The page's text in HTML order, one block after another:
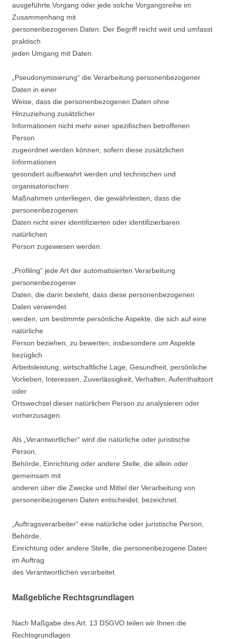
ausgeführte Vorgang oder jede solche Vorgangsreihe im
Zusammenhang mit
personenbezogenen Daten. Der Begriff reicht weit und umfasst
praktisch
jeden Umgang mit Daten.
„Pseudonymisierung“ die Verarbeitung personenbezogener
Daten in einer
Weise, dass die personenbezogenen Daten ohne
Hinzuziehung zusätzlicher
Informationen nicht mehr einer spezifischen betroffenen
Person
zugeordnet werden können, sofern diese zusätzlichen
Informationen
gesondert aufbewahrt werden und technischen und
organisatorischen
Maßnahmen unterliegen, die gewährleisten, dass die
personenbezogenen
Daten nicht einer identifizierten oder identifizierbaren
natürlichen
Person zugewiesen werden.
„Profiling“ jede Art der automatisierten Verarbeitung
personenbezogener
Daten, die darin besteht, dass diese personenbezogenen
Daten verwendet
werden, um bestimmte persönliche Aspekte, die sich auf eine
natürliche
Person beziehen, zu bewerten, insbesondere um Aspekte
bezüglich
Arbeitsleistung, wirtschaftliche Lage, Gesundheit, persönliche
Vorlieben, Interessen, Zuverlässigkeit, Verhalten, Aufenthaltsort
oder
Ortswechsel dieser natürlichen Person zu analysieren oder
vorherzusagen.
Als „Verantwortlicher“ wird die natürliche oder juristische
Person,
Behörde, Einrichtung oder andere Stelle, die allein oder
gemeinsam mit
anderen über die Zwecke und Mittel der Verarbeitung von
personenbezogenen Daten entscheidet, bezeichnet.
„Auftragsverarbeiter“ eine natürliche oder juristische Person,
Behörde,
Einrichtung oder andere Stelle, die personenbezogene Daten
im Auftrag
des Verantwortlichen verarbeitet.
Maßgebliche Rechtsgrundlagen
Nach Maßgabe des Art. 13 DSGVO teilen wir Ihnen die
Rechtsgrundlagen